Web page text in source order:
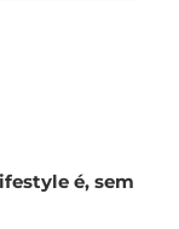
é, sem